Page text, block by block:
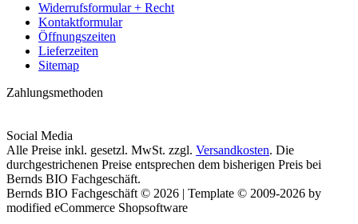
Widerrufsformular + Recht
Kontaktformular
Öffnungszeiten
Lieferzeiten
Sitemap
Zahlungsmethoden
Social Media
Alle Preise inkl. gesetzl. MwSt. zzgl. Versandkosten. Die
durchgestrichenen Preise entsprechen dem bisherigen Preis bei
Bernds BIO Fachgeschäft.
Bernds BIO Fachgeschäft © 2026 | Template © 2009-2026 by
modified eCommerce Shopsoftware